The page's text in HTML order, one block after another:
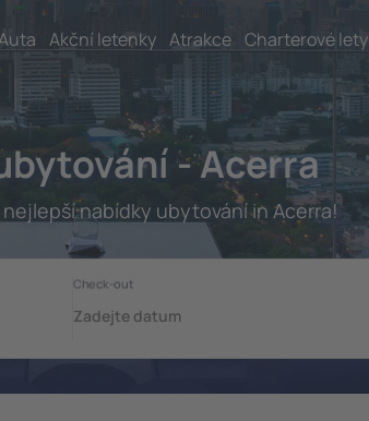
Akční letenky Atrakce Charterové lety
- Acerra
nabídky ubytování in Acerra!